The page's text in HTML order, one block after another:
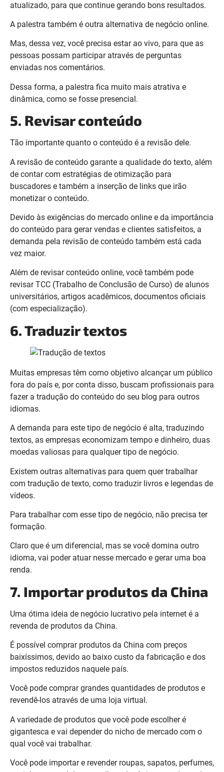
atualizado, para que continue gerando bons resultados.
A palestra também é outra alternativa de negócio online.
Mas, dessa vez, você precisa estar ao vivo, para que as
pessoas possam participar através de perguntas
enviadas nos comentários.
Dessa forma, a palestra fica muito mais atrativa e
dinâmica, como se fosse presencial.
5. Revisar conteúdo
Tão importante quanto o conteúdo é a revisão dele.
A revisão de conteúdo garante a qualidade do texto, além
de contar com estratégias de otimização para
buscadores e também a inserção de links que irão
monetizar o conteúdo.
Devido às exigências do mercado online e da importância
do conteúdo para gerar vendas e clientes satisfeitos, a
demanda pela revisão de conteúdo também está cada
vez maior.
Além de revisar conteúdo online, você também pode
revisar TCC (Trabalho de Conclusão de Curso) de alunos
universitários, artigos acadêmicos, documentos oficiais
(com especialização).
6. Traduzir textos
Muitas empresas têm como objetivo alcançar um público
fora do país e, por conta disso, buscam profissionais para
fazer a tradução do conteúdo do seu blog para outros
idiomas.
A demanda para este tipo de negócio é alta, traduzindo
textos, as empresas economizam tempo e dinheiro, duas
moedas valiosas para qualquer tipo de negócio.
Existem outras alternativas para quem quer trabalhar
com tradução de texto, como traduzir livros e legendas de
vídeos.
Para trabalhar com esse tipo de negócio, não precisa ter
formação.
Claro que é um diferencial, mas se você domina outro
idioma, vai poder atuar nesse mercado e gerar uma boa
renda.
7. Importar produtos da China
Uma ótima ideia de negócio lucrativo pela internet é a
revenda de produtos da China.
É possível comprar produtos da China com preços
baixíssimos, devido ao baixo custo da fabricação e dos
impostos reduzidos naquele país.
Você pode comprar grandes quantidades de produtos e
revendê-los através de uma loja virtual.
A variedade de produtos que você pode escolher é
gigantesca e vai depender do nicho de mercado com o
qual você vai trabalhar.
Você pode importar e revender roupas, sapatos, perfumes,